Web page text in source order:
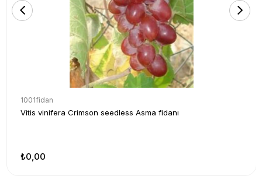
1001fidan
Vitis vinifera Crimson seedless Asma fidanı
₺0,00